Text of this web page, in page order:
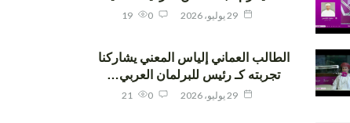
الطالب العماني إلياس المعني يشاركنا
تجربته كـ رئيس للبرلمان العربي…